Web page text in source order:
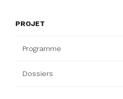
PROJET
Programme
Dossiers